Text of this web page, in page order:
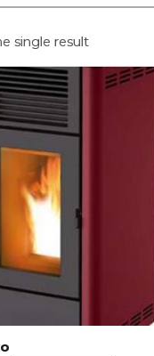
single result